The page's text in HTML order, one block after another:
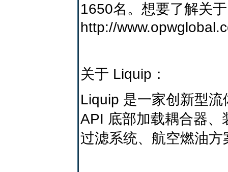
1650名。想要了解关
http://
关于 Liquip：
Liquip 是一家创新型
API 底部加载耦合器、
过滤系统、航空燃油方